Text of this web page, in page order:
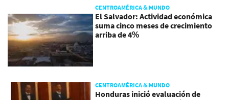
CENTROAMÉRICA & MUNDO
El Salvador: Actividad económica
suma cinco meses de crecimiento
arriba de 4%
CENTROAMÉRICA & MUNDO
Honduras inició evaluación de